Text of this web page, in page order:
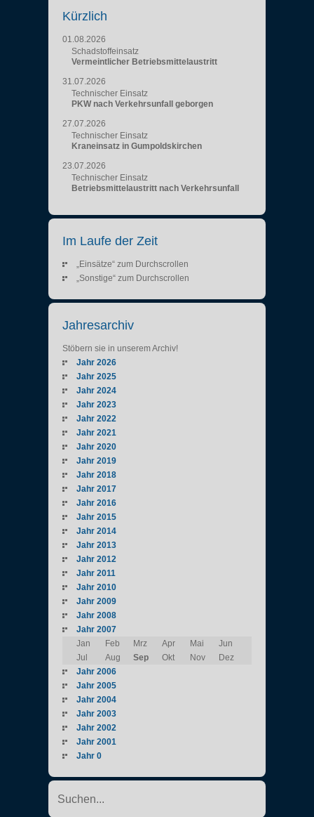
Kürzlich
01.08.2026
Schadstoffeinsatz
Vermeintlicher Betriebsmittelaustritt
31.07.2026
Technischer Einsatz
PKW nach Verkehrsunfall geborgen
27.07.2026
Technischer Einsatz
Kraneinsatz in Gumpoldskirchen
23.07.2026
Technischer Einsatz
Betriebsmittelaustritt nach Verkehrsunfall
Im Laufe der Zeit
„Einsätze“ zum Durchscrollen
„Sonstige“ zum Durchscrollen
Jahresarchiv
Stöbern sie in unserem Archiv!
Jahr 2026
Jahr 2025
Jahr 2024
Jahr 2023
Jahr 2022
Jahr 2021
Jahr 2020
Jahr 2019
Jahr 2018
Jahr 2017
Jahr 2016
Jahr 2015
Jahr 2014
Jahr 2013
Jahr 2012
Jahr 2011
Jahr 2010
Jahr 2009
Jahr 2008
Jahr 2007
Jan
Feb Mrz Apr Mai
Jun
Jul
Aug Sep Okt Nov
Dez
Jahr 2006
Jahr 2005
Jahr 2004
Jahr 2003
Jahr 2002
Jahr 2001
Jahr 0